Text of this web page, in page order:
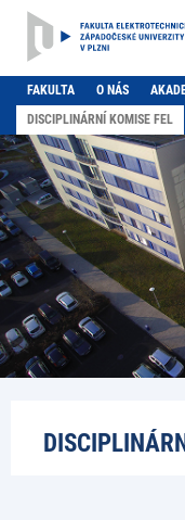
FAKULTA O NÁS
DISCIPLINÁRNÍ KOMISE FEL